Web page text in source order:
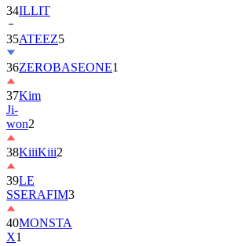
34ILLIT
35ATEEZ5
36ZEROBASEONE1
37Kim
Ji-
won2
38KiiiKiii2
39LE
SSERAFIM3
40MONSTA
X1